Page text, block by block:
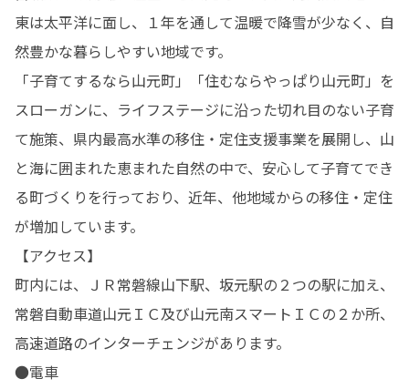
東は太平洋に面し、１年を通して温暖で降雪が少なく、自
然豊かな暮らしやすい地域です。
「子育てするなら山元町」「住むならやっぱり山元町」を
スローガンに、ライフステージに沿った切れ目のない子育
て施策、県内最高水準の移住・定住支援事業を展開し、山
と海に囲まれた恵まれた自然の中で、安心して子育てでき
る町づくりを行っており、近年、他地域からの移住・定住
が増加しています。
【アクセス】
町内には、ＪＲ常磐線山下駅、坂元駅の２つの駅に加え、
常磐自動車道山元ＩＣ及び山元南スマートＩＣの２か所、
高速道路のインターチェンジがあります。
●電車